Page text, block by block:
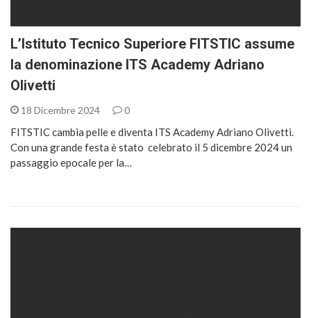
L’Istituto Tecnico Superiore FITSTIC assume
la denominazione ITS Academy Adriano
Olivetti
18 Dicembre 2024 0
FITSTIC cambia pelle e diventa ITS Academy Adriano Olivetti.
Con una grande festa è stato celebrato il 5 dicembre 2024 un
passaggio epocale per la…